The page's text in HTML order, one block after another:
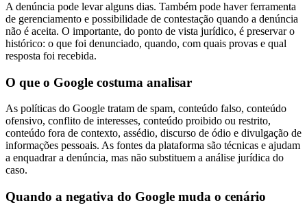
A denúncia pode levar alguns dias. Também pode haver ferramenta
de gerenciamento e possibilidade de contestação quando a denúncia
não é aceita. O importante, do ponto de vista jurídico, é preservar o
histórico: o que foi denunciado, quando, com quais provas e qual
resposta foi recebida.
O que o Google costuma analisar
As políticas do Google tratam de spam, conteúdo falso, conteúdo
ofensivo, conflito de interesses, conteúdo proibido ou restrito,
conteúdo fora de contexto, assédio, discurso de ódio e divulgação de
informações pessoais. As fontes da plataforma são técnicas e ajudam
a enquadrar a denúncia, mas não substituem a análise jurídica do
caso.
Quando a negativa do Google muda o cenário